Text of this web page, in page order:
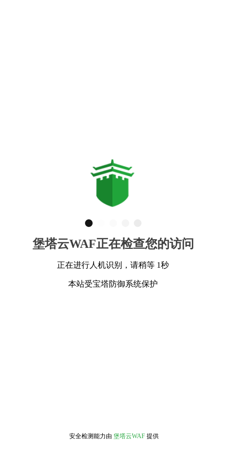
堡塔云WAF正在检查您的访问
正在进行人机识别，请稍等 1秒
本站受宝塔防御系统保护
安全检测能力由 堡塔云WAF 提供